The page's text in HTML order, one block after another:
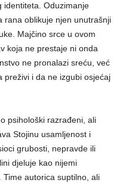
identiteta. Oduzimanje
rana oblikuje njen unutrašnji
Majčino srce u ovom
koja ne prestaje ni onda
ne pronalazi sreću, već
preživi i da ne izgubi osjećaj
psihološki razrađeni, ali
Stojinu usamljenost i
grubosti, nepravde ili
djeluje kao nijemi
autorica suptilno, ali